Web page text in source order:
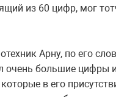
из 60 цифр, мог
Арну, по его
очень большие цифры
в его